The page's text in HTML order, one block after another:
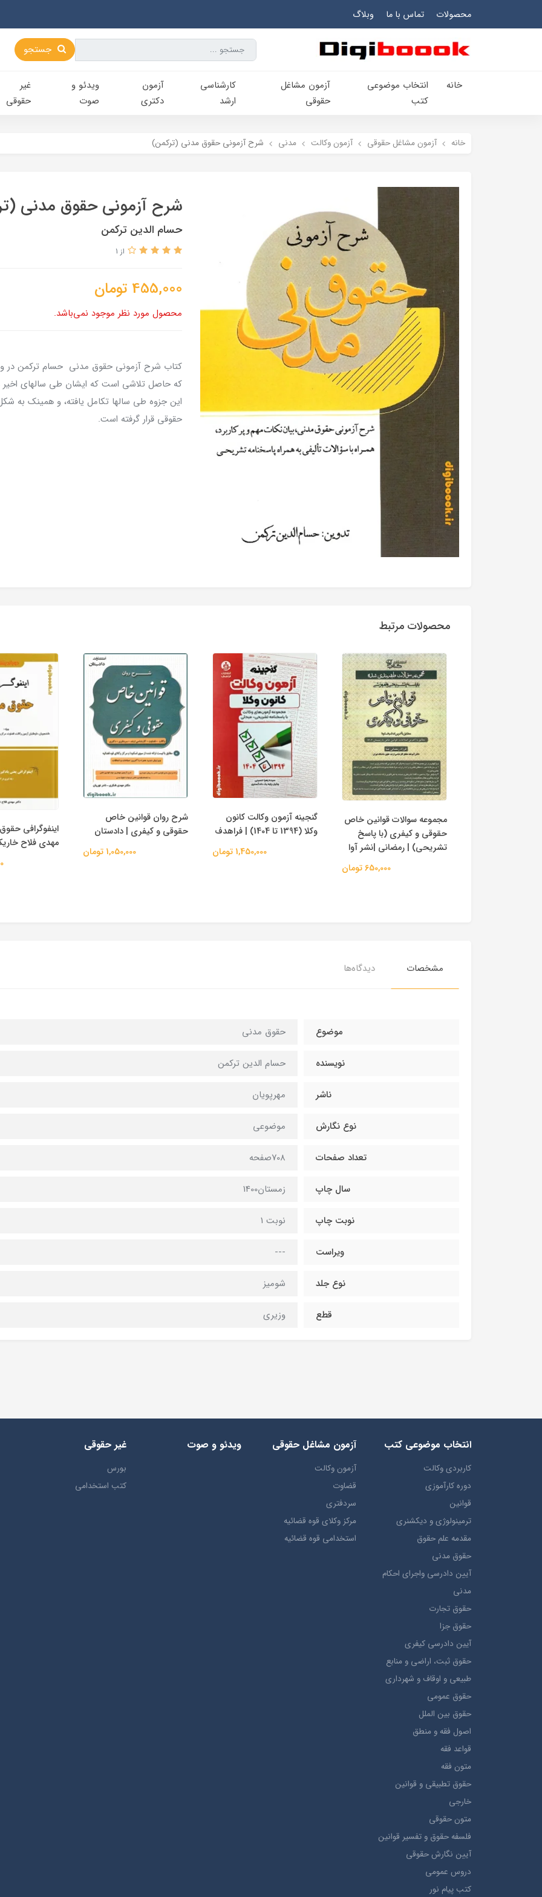
محصولات تماس با ما وبلاگ
جستجو
خانه
انتخاب​ موضوعي​
کتب
آزمون مشاغل
حقوقی
کارشناسی‌
ارشد
آزمون
دکتری
ویدئو و
صوت
غیر
حقوقی
خانه آزمون مشاغل حقوقی آزمون وکالت مدنی شرح آزمونی حقوق مدنی (ترکمن)
شرح آزمونی حقوق مدنی
حسام الدین ترکمن
از 1
455,000 تومان
محصول مورد نظر موجود نمی‌باشد.
کتاب شرح آزمونی حقوق مدنی حسام ترکمن در
که حاصل تلاشی است که ایشان طی سالهای اخیر
این جزوه طی سالها تکامل یافته، و همینک به
حقوقی قرار گرفته است.
محصولات مرتبط
مجموعه سوالات قوانین خاص
حقوقی و کیفری (با پاسخ
تشریحی) | رمضانی |نشر آوا
650,000 تومان
گنجینه آزمون وکالت کانون
وکلا (1394 تا 1404) | فراهدف
1,450,000 تومان
شرح روان قوانین خاص
حقوقی و کیفری | دادستان
1,050,000 تومان
اینفوگرافی
مهدی فلاح
مشخصات دیدگاه‌ها
موضوع حقوق مدنی
نویسنده حسام الدین ترکمن
ناشر مهرپویان
نوع نگارش موضوعی
تعداد صفحات 708صفحه
سال چاپ زمستان1400
نوبت چاپ نوبت 1
ویراست ---
نوع جلد شومیز
قطع وزیری
انتخاب​ موضوعي​ کتب
کاربردی وکالت
دوره کارآموزی
قوانین
ترمينولوژي و ديکشنري
مقدمه علم حقوق
حقوق مدني
آيين دادرسي ​واجراي ​احکام ​
مدني
حقوق تجارت
حقوق جزا
آيین دادرسی کیفری
حقوق ثبت، اراضي و منابع
طبيعي و اوقاف و شهرداری
حقوق عمومی
حقوق بين الملل
اصول فقه و منطق
قواعد فقه
متون فقه
حقوق تطبيقي و قوانین
خارجی
متون حقوقي
فلسفه حقوق و تفسیر قوانین
آیین نگارش حقوقی
دروس عمومی
کتب پیام نور
آزمون مشاغل حقوقی
آزمون وکالت
قضاوت
سردفتری
مرکز وکلای قوه قضائیه
استخدامی قوه قضائیه
ویدئو و صوت غیر حقوقی
بورس
کتب استخدامی